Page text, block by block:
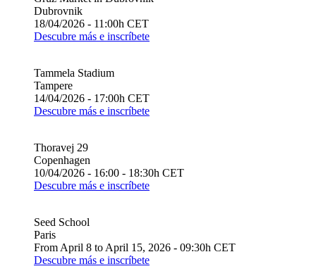
Dubrovnik
18/04/2026 - 11:00h CET
Descubre más e inscríbete
Tammela Stadium
Tampere
14/04/2026 - 17:00h CET
Descubre más e inscríbete
Thoravej 29
Copenhagen
10/04/2026 - 16:00 - 18:30h CET
Descubre más e inscríbete
Seed School
Paris
From April 8 to April 15, 2026 - 09:30h CET
Descubre más e inscríbete